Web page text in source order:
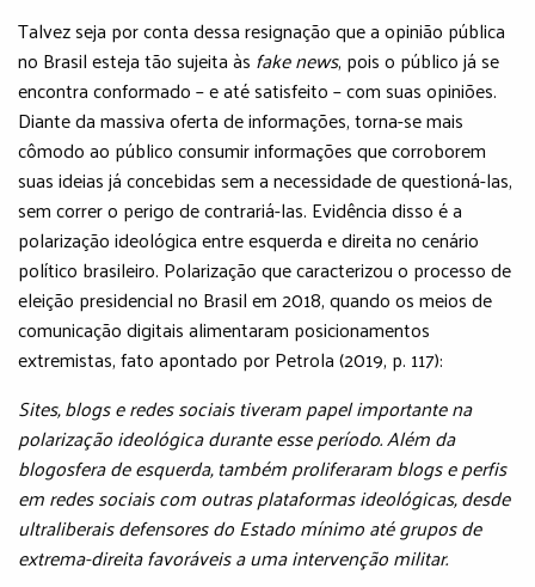
Talvez seja por conta dessa resignação que a opinião pública
no Brasil esteja tão sujeita às fake news, pois o público já se
encontra conformado – e até satisfeito – com suas opiniões.
Diante da massiva oferta de informações, torna-se mais
cômodo ao público consumir informações que corroborem
suas ideias já concebidas sem a necessidade de questioná-las,
sem correr o perigo de contrariá-las. Evidência disso é a
polarização ideológica entre esquerda e direita no cenário
político brasileiro. Polarização que caracterizou o processo de
eleição presidencial no Brasil em 2018, quando os meios de
comunicação digitais alimentaram posicionamentos
extremistas, fato apontado por Petrola (2019, p. 117):
Sites, blogs e redes sociais tiveram papel importante na
polarização ideológica durante esse período. Além da
blogosfera de esquerda, também proliferaram blogs e perfis
em redes sociais com outras plataformas ideológicas, desde
ultraliberais defensores do Estado mínimo até grupos de
extrema-direita favoráveis a uma intervenção militar.